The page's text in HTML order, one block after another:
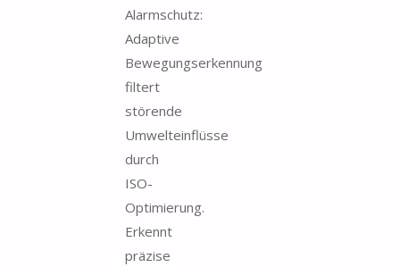
Alarmschutz:
Adaptive
Bewegungserkennung
filtert
störende
Umwelteinflüsse
durch
ISO-
Optimierung.
Erkennt
präzise